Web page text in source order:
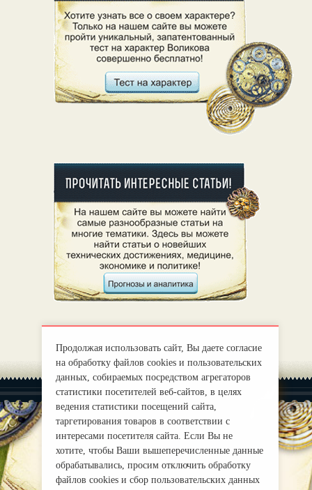
О нас |
Правила
mirprognoz@mail.ru
Продолжая использовать сайт, Вы даете согласие
на обработку файлов cookies и пользовательских
данных, собираемых посредством агрегаторов
статистики посетителей веб-сайтов, в целях
ведения статистики посещений сайта,
таргетирования товаров в соответствии с
интересами посетителя сайта. Если Вы не
хотите, чтобы Ваши вышеперечисленные данные
обрабатывались, просим отключить обработку
файлов cookies и сбор пользовательских данных